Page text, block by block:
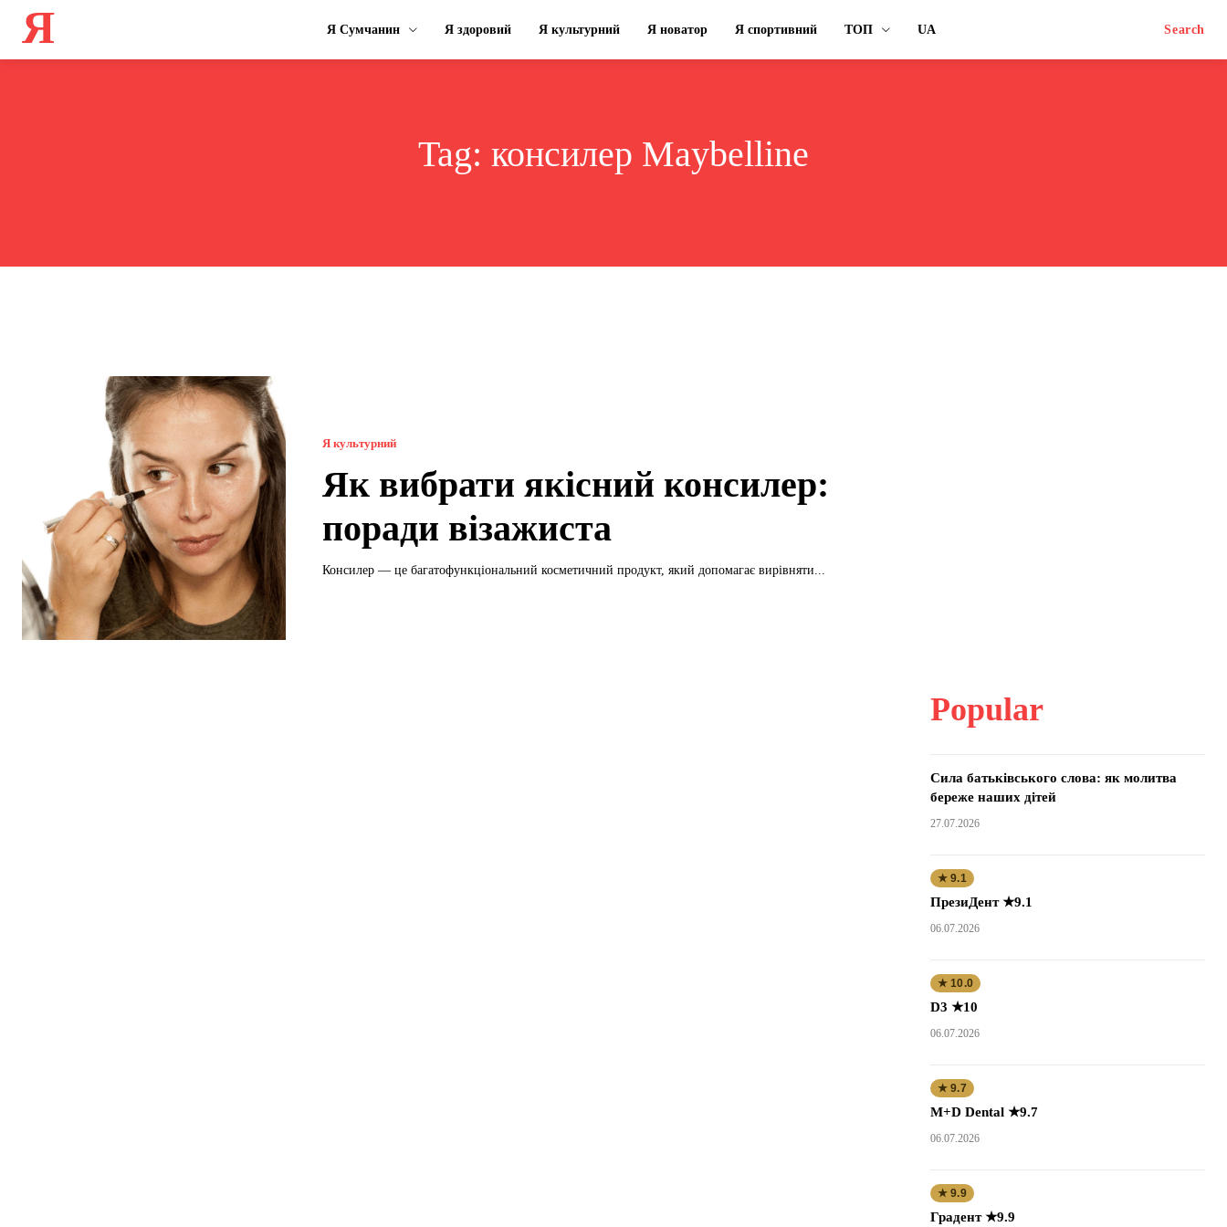
Я Я Сумчанин Я здоровий Я культурний Я новатор Я спортивний ТОП UA Search
Tag: консилер Maybelline
Я культурний
Як вибрати якісний консилер:
поради візажиста
Консилер — це багатофункціональний косметичний продукт, який допомагає вирівняти...
Popular
Сила батьківського слова: як молитва
береже наших дітей
27.07.2026
★ 9.1
ПрезиДент ★9.1
06.07.2026
★ 10.0
D3 ★10
06.07.2026
★ 9.7
M+D Dental ★9.7
06.07.2026
★ 9.9
Градент ★9.9